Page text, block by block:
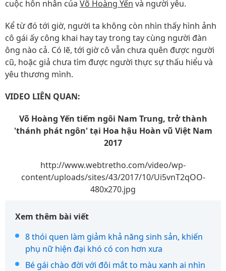
cuộc hôn nhân của Võ Hoàng Yến và người yêu.
Kể từ đó tới giờ, người ta không còn nhìn thấy hình ảnh
cô gái ấy công khai hay tay trong tay cùng người đàn
ông nào cả. Có lẽ, tới giờ cô vẫn chưa quên được người
cũ, hoặc giả chưa tìm được người thực sự thấu hiểu và
yêu thương mình.
VIDEO LIÊN QUAN:
Võ Hoàng Yến tiếm ngôi Nam Trung, trở thành
'thánh phát ngôn' tại Hoa hậu Hoàn vũ Việt Nam
2017
http://www.webtretho.com/video/wp-
content/uploads/sites/43/2017/10/Ui5vnT2qOO-
480x270.jpg
Xem thêm bài viết
8 thói quen làm giảm khả năng sinh sản, khiến
phụ nữ hiện đại khó có con hơn xưa
Bé gái chào đời với đôi mắt to màu xanh ai nhìn